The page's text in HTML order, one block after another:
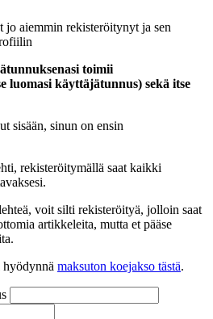
jo aiemmin rekisteröitynyt ja sen
toimii
luomasi käyttäjätunnus) sekä itse
sisään, sinun on ensin
rekisteröitymällä saat kaikki
voit silti rekisteröityä, jolloin saat
artikkeleita, mutta et pääse
hyödynnä maksuton koejakso tästä.